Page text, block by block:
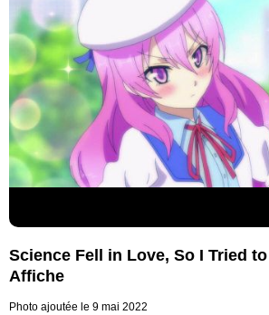
Science Fell in Love, So I Tried
Affiche
Photo ajoutée le 9 mai 2022